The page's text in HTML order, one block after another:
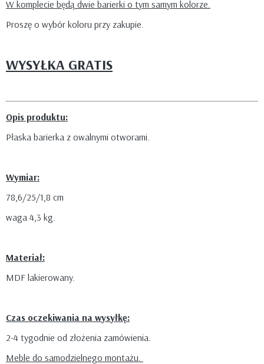
W komplecie będą dwie barierki o tym samym kolorze.
Proszę o wybór koloru przy zakupie.
WYSYŁKA GRATIS
Opis produktu:
Płaska barierka z owalnymi otworami.
Wymiar:
78,6/25/1,8 cm
waga 4,3 kg.
Materiał:
MDF lakierowany.
Czas oczekiwania na wysyłkę:
2-4 tygodnie od złożenia zamówienia.
Meble do samodzielnego montażu.